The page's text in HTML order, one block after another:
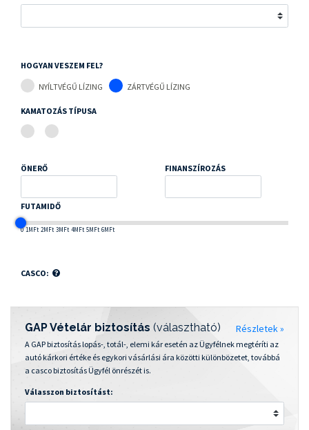
HOGYAN VESZEM FEL?
NYÍLTVÉGŰ LÍZING ZÁRTVÉGŰ LÍZING
KAMATOZÁS TÍPUSA
ÖNERŐ FINANSZÍROZÁS
FUTAMIDŐ
0 1MFt 2MFt 3MFt 4MFt 5MFt 6MFt
CASCO:
Részletek »
GAP Vételár biztosítás (választható)
A GAP biztosítás lopás-, totál-, elemi kár esetén az Ügyfélnek megtéríti az
autó kárkori értéke és egykori vásárlási ára közötti különbözetet, továbbá
a casco biztosítás Ügyfél önrészét is.
Válasszon biztosítást: